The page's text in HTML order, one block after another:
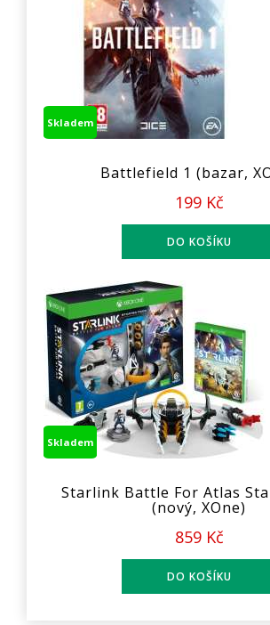
Skladem
Battlefield 1 (bazar,
199 Kč
Skladem
Starlink Battle For Atlas
(nový, XOne)
859 Kč